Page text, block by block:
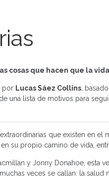
cosas que hacen que la
por Lucas Sáez Collins ,
una lista de motivos para
que existen en el
su propio camino de vida,
y Jonny Donahoe, esta
veces se callan: la